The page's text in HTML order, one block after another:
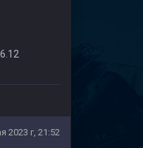
2023 г, 21:52